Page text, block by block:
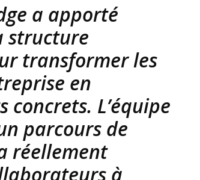
a apporté
structure
transformer les
en
concrets. L’équipe
parcours de
réellement
à